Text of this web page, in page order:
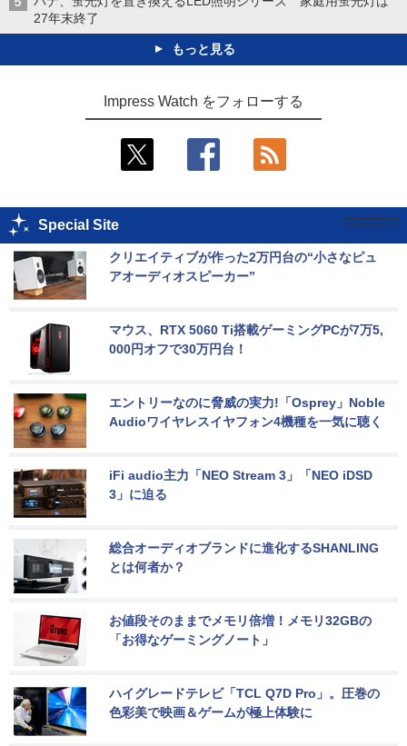
27年末終了
もっと見る
Impress Watch をフォローする
Special Site
クリエイティブが作った2万円台の“小さなピュ
アオーディオスピーカー”
マウス、RTX 5060 Ti搭載ゲーミングPCが7万5,
000円オフで30万円台！
エントリーなのに脅威の実力!「Osprey」Noble
Audioワイヤレスイヤフォン4機種を一気に聴く
iFi audio主力「NEO Stream 3」「NEO iDSD
3」に迫る
総合オーディオブランドに進化するSHANLING
とは何者か？
お値段そのままでメモリ倍増！メモリ32GBの
「お得なゲーミングノート」
ハイグレードテレビ「TCL Q7D Pro」。圧巻の
色彩美で映画＆ゲームが極上体験に